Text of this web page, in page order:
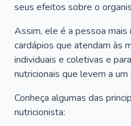
seus efeitos sobre o
Assim, ele é a pessoa mais
cardápios que atendam às
individuais e coletivas e
nutricionais que levem a
Conheça algumas das
nutricionista: